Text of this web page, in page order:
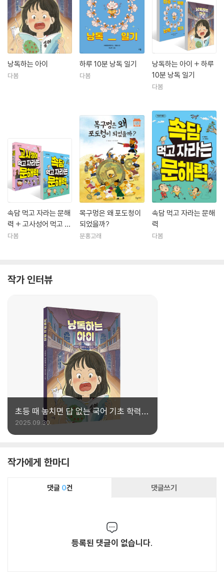
낭독하는 아이
다봄
하루 10분 낭독 일기
다봄
낭독하는 아이 + 하루
10분 낭독 일기
다봄
속담 먹고 자라는 문해
력 + 고사성어 먹고 자
라는 문해력 세트
다봄
목구멍은 왜 포도청이
되었을까?
분홍고래
속담 먹고 자라는 문해
력
다봄
작가 인터뷰
초등 때 놓치면 답 없는 국어 기초 학력!
소리 내어 읽는 ‘낭독’이 답이다
2025.09.30.
작가에게 한마디
댓글 0건 댓글쓰기
등록된 댓글이 없습니다.